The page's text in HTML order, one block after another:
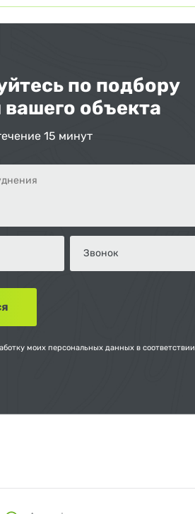
по подбору
объекта
15 минут
моих персональных данных в соответствии